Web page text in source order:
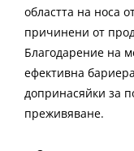
областта на носа
причинени от
Благодарение на
ефективна
допринасяйки за
преживяване.